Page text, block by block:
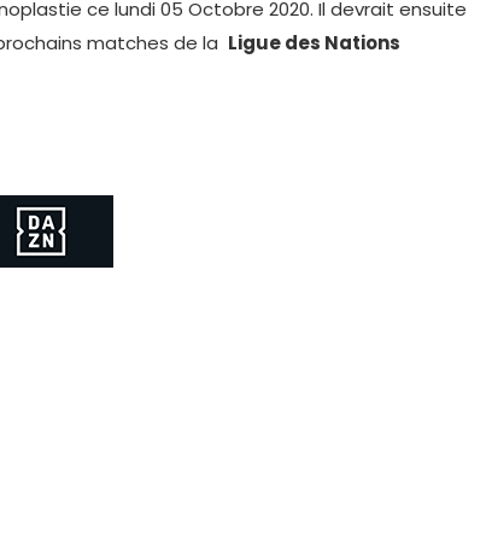
ce lundi 05 Octobre 2020. Il devrait ensuite
matches de la Ligue des Nations